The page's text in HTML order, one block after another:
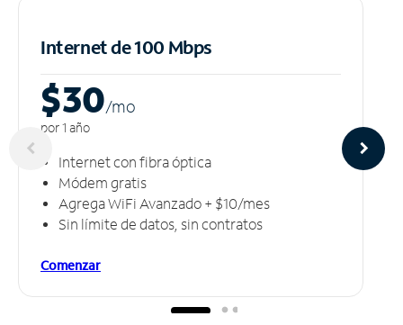
Internet de 100 Mbps
$30/mo
por 1 año
Internet con fibra óptica
Módem gratis
Agrega WiFi Avanzado + $10/mes
Sin límite de datos, sin contratos
Comenzar